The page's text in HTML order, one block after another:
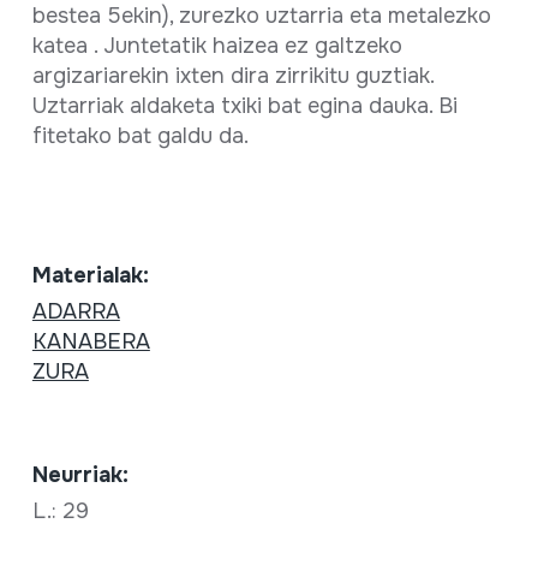
bestea 5ekin), zurezko uztarria eta metalezko
katea . Juntetatik haizea ez galtzeko
argizariarekin ixten dira zirrikitu guztiak.
Uztarriak aldaketa txiki bat egina dauka. Bi
fitetako bat galdu da.
Materialak:
ADARRA
KANABERA
ZURA
Neurriak:
L.: 29